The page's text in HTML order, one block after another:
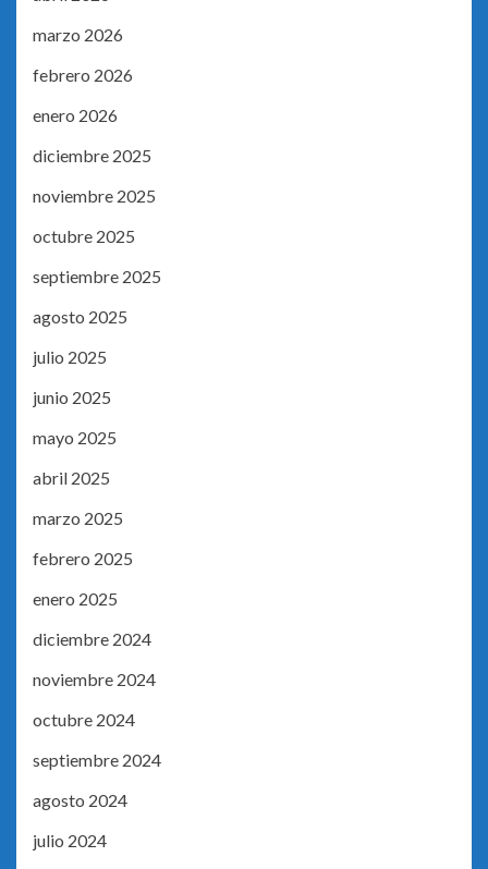
marzo 2026
febrero 2026
enero 2026
diciembre 2025
noviembre 2025
octubre 2025
septiembre 2025
agosto 2025
julio 2025
junio 2025
mayo 2025
abril 2025
marzo 2025
febrero 2025
enero 2025
diciembre 2024
noviembre 2024
octubre 2024
septiembre 2024
agosto 2024
julio 2024